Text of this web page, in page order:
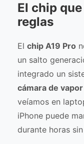
El chip
reglas
El chip A19 Pro
un salto
integrado un
cámara de vapor
veíamos en
iPhone puede
durante horas